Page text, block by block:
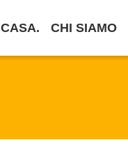
CASA. CHI SIAMO